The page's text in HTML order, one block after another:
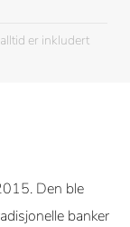
er inkludert
Den ble
banker